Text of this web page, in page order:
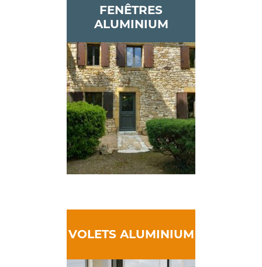
FENÊTRES
ALUMINIUM
VOLETS ALUMINIUM